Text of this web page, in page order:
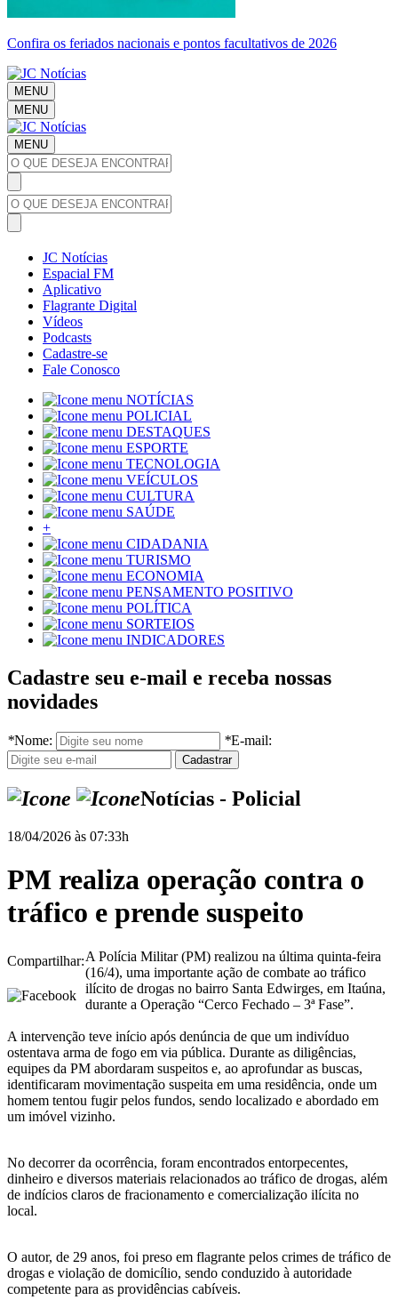
Confira os feriados nacionais e pontos facultativos de 2026
MENU
MENU
MENU
JC Notícias
Espacial FM
Aplicativo
Flagrante Digital
Vídeos
Podcasts
Cadastre-se
Fale Conosco
NOTÍCIAS
POLICIAL
DESTAQUES
ESPORTE
TECNOLOGIA
VEÍCULOS
CULTURA
SAÚDE
+
CIDADANIA
TURISMO
ECONOMIA
PENSAMENTO POSITIVO
POLÍTICA
SORTEIOS
INDICADORES
Cadastre seu e-mail e receba nossas
novidades
*Nome: *E-mail:
Notícias - Policial
18/04/2026 às 07:33h
PM realiza operação contra o
tráfico e prende suspeito
Compartilhar:A Polícia Militar (PM) realizou na última quinta-feira
(16/4), uma importante ação de combate ao tráfico
ilícito de drogas no bairro Santa Edwirges, em Itaúna,
durante a Operação “Cerco Fechado – 3ª Fase”.
A intervenção teve início após denúncia de que um indivíduo
ostentava arma de fogo em via pública. Durante as diligências,
equipes da PM abordaram suspeitos e, ao aprofundar as buscas,
identificaram movimentação suspeita em uma residência, onde um
homem tentou fugir pelos fundos, sendo localizado e abordado em
um imóvel vizinho.
No decorrer da ocorrência, foram encontrados entorpecentes,
dinheiro e diversos materiais relacionados ao tráfico de drogas, além
de indícios claros de fracionamento e comercialização ilícita no
local.
O autor, de 29 anos, foi preso em flagrante pelos crimes de tráfico de
drogas e violação de domicílio, sendo conduzido à autoridade
competente para as providências cabíveis.